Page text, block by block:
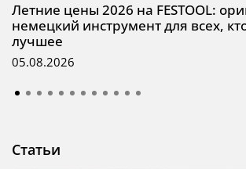
Летние цены 2026 на FESTOOL:
немецкий инструмент для всех,
лучшее
05.08.2026
Статьи